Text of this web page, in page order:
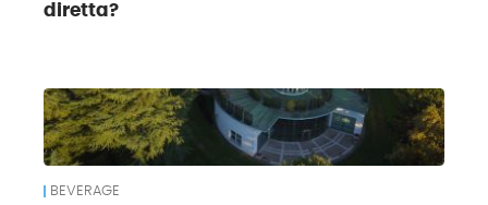
diretta?
BEVERAGE